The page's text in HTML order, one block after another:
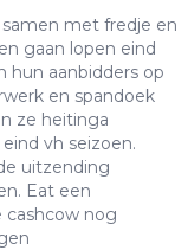
met fredje en
gaan lopen eind
hun aanbidders op
en spandoek
ze heitinga
vh seizoen.
uitzending
Eat een
cashcow nog